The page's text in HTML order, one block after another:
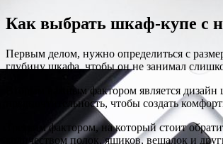
Как выбрать шкаф-купе с
Первым делом, нужно определиться с
глубину шкафа, чтобы он не занимал
Вторым важным фактором является
предпочтительность, чтобы создать
Третьим фактором, на который стоит
количеством полок, ящиков, вешалок и